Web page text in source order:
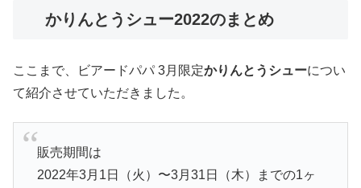
かりんとうシュー2022のまとめ
ここまで、ビアードパパ 3月限定かりんとうシューについ
て紹介させていただきました。
販売期間は
2022年3月1日（火）〜3月31日（木）までの1ヶ